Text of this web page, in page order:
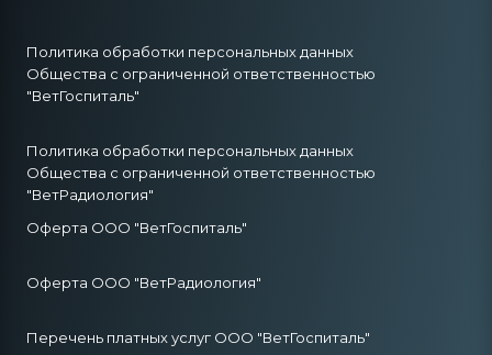
Политика обработки персональных данных
Общества с ограниченной ответственностью
"ВетГоспиталь"
Политика обработки персональных данных
Общества с ограниченной ответственностью
"ВетРадиология"
Оферта ООО "ВетГоспиталь"
Оферта ООО "ВетРадиология"
Перечень платных услуг ООО "ВетГоспиталь"